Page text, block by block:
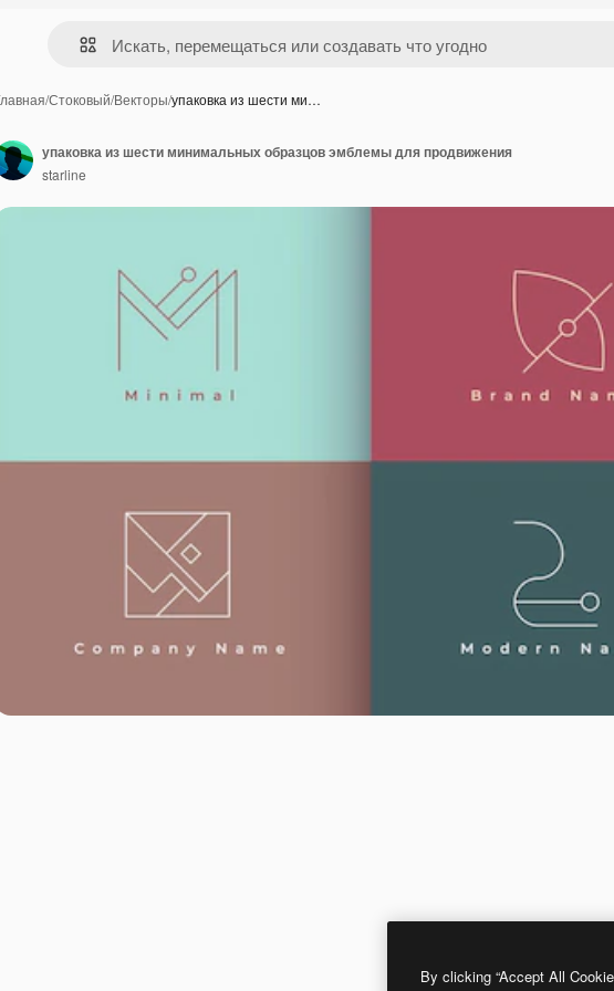
/Стоковый/Векторы/упаковка из шести ми…
упаковка из шести минимальных образцов эмблемы для продвижения
starline
By clicking “Accept All